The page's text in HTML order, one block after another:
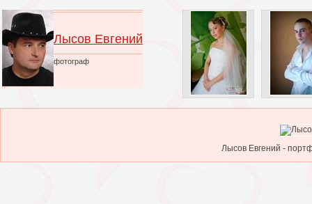
Лысов Евгений
фотограф
Лысов Евгений -